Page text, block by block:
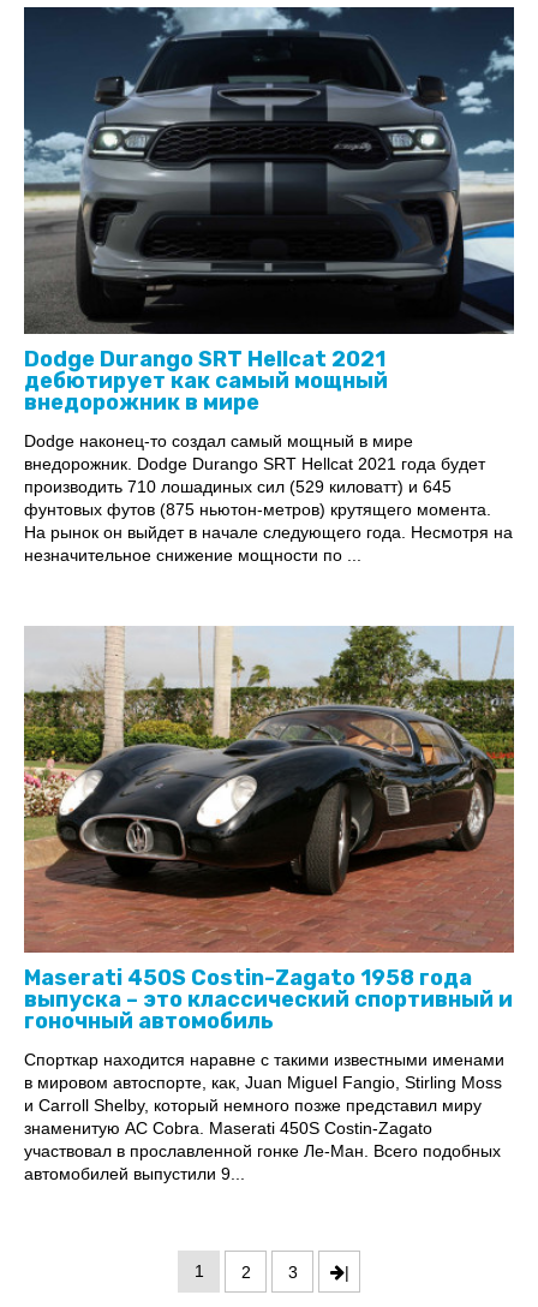
Dodge Durango SRT Hellcat 2021
дебютирует как самый мощный
внедорожник в мире
Dodge наконец-то создал самый мощный в мире
внедорожник. Dodge Durango SRT Hellcat 2021 года будет
производить 710 лошадиных сил (529 киловатт) и 645
фунтовых футов (875 ньютон-метров) крутящего момента.
На рынок он выйдет в начале следующего года. Несмотря на
незначительное снижение мощности по ...
Maserati 450S Costin-Zagato 1958 года
выпуска – это классический спортивный и
гоночный автомобиль
Спорткар находится наравне с такими известными именами
в мировом автоспорте, как, Juan Miguel Fangio, Stirling Moss
и Carroll Shelby, который немного позже представил миру
знаменитую AC Cobra. Maserati 450S Costin-Zagato
участвовал в прославленной гонке Ле-Ман. Всего подобных
автомобилей выпустили 9...
1 2 3 |